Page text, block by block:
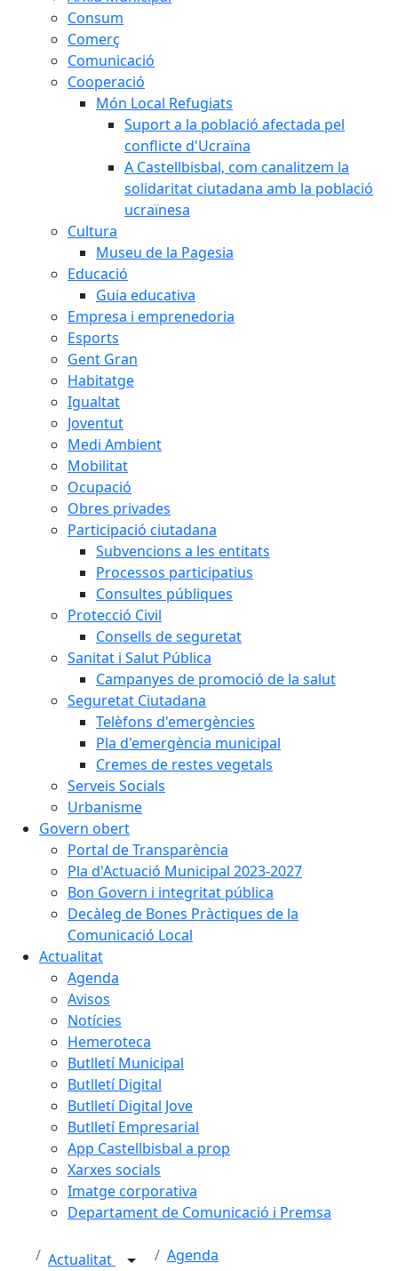
Consum
Comerç
Comunicació
Cooperació
Món Local Refugiats
Suport a la població afectada pel
conflicte d'Ucraïna
A Castellbisbal, com canalitzem la
solidaritat ciutadana amb la població
ucraïnesa
Cultura
Museu de la Pagesia
Educació
Guia educativa
Empresa i emprenedoria
Esports
Gent Gran
Habitatge
Igualtat
Joventut
Medi Ambient
Mobilitat
Ocupació
Obres privades
Participació ciutadana
Subvencions a les entitats
Processos participatius
Consultes públiques
Protecció Civil
Consells de seguretat
Sanitat i Salut Pública
Campanyes de promoció de la salut
Seguretat Ciutadana
Telèfons d'emergències
Pla d'emergència municipal
Cremes de restes vegetals
Serveis Socials
Urbanisme
Govern obert
Portal de Transparència
Pla d'Actuació Municipal 2023-2027
Bon Govern i integritat pública
Decàleg de Bones Pràctiques de la
Comunicació Local
Actualitat
Agenda
Avisos
Notícies
Hemeroteca
Butlletí Municipal
Butlletí Digital
Butlletí Digital Jove
Butlletí Empresarial
App Castellbisbal a prop
Xarxes socials
Imatge corporativa
Departament de Comunicació i Premsa
Actualitat Agenda